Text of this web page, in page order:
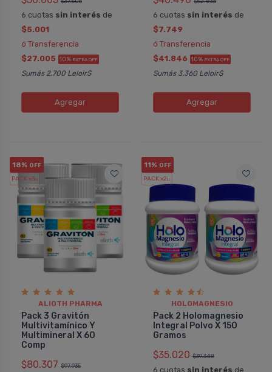
6 cuotas sin interés de
$5.001
ó Transferencia
$27.005 10% EXTRA OFF
Sumás 2.700 Leloir$
Agregar
6 cuotas sin interés de
$7.749
ó Transferencia
$41.846 10% EXTRA OFF
Sumás 3.360 Leloir$
Agregar
18% OFF
PACK x3u.
ALIOTH PHARMA
Pack 3 Gravitón
Multivitamí­nico Y
Multimineral X 60
Comp
$80.307 $97.935
11% OFF
PACK x2u.
HOLOMAGNESIO
Pack 2 Holomagnesio
Integral Polvo X 150
Gramos
$35.020 $39.348
6 cuotas sin interés de